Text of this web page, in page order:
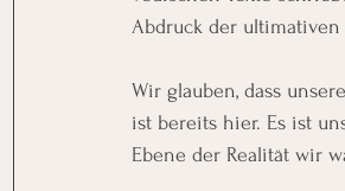
Abdruck der ultimativen
Wir glauben, dass
ist bereits hier. Es ist
Ebene der Realität wir